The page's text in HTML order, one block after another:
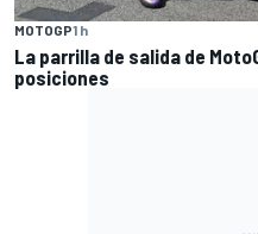
MOTOGP1 h
La parrilla de salida de
posiciones